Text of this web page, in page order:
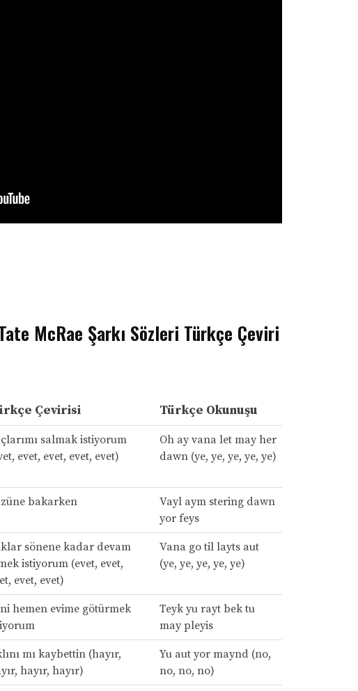
McRae Şarkı Sözleri Türkçe Çeviri
Çevirisi Türkçe Okunuşu
salmak istiyorum
evet, evet, evet, evet)
Oh ay vana let may her
dawn (ye, ye, ye, ye, ye)
bakarken
Vayl aym stering dawn
yor feys
sönene kadar devam
istiyorum (evet, evet,
evet, evet)
Vana go til layts aut
(ye, ye, ye, ye, ye)
hemen evime götürmek
Teyk yu rayt bek tu
may pleyis
mı kaybettin (hayır,
hayır, hayır)
Yu aut yor maynd (no,
no, no, no)